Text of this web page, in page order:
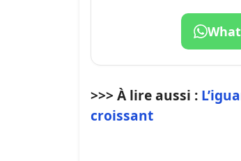
>>> À lire aussi :
croissant